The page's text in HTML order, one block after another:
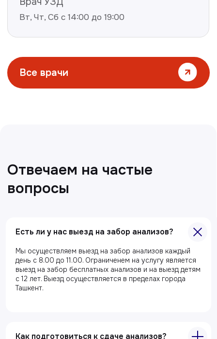
Есть ли у нас выезд на забор анализов?
Мы осуществляем выезд на забор анализов каждый
день с 8.00 до 11.00. Ограниченем на услугу является
выезд на забор бесплатных анализов и на выезд детям
с 12 лет. Выезд осуществляется в пределах города
Ташкент.
Как подготовиться к сдаче анализов?
Все статьи
Лабораторная диагностика
Главная
Акции
Специалисты